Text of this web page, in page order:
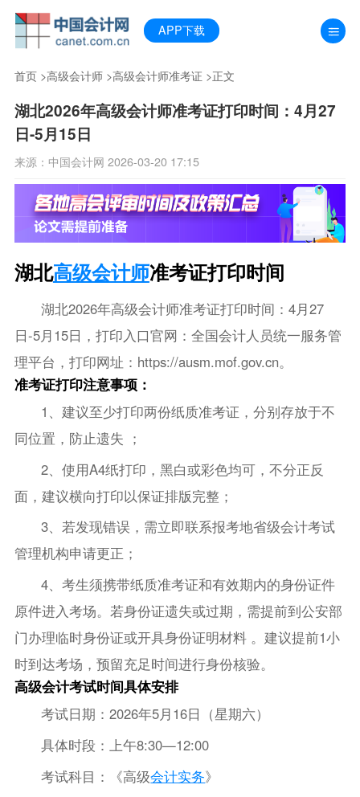
APP下载
首页>高级会计师>高级会计师准考证 >正文
湖北2026年高级会计师准考证打印时间：4月27
日-5月15日
来源：中国会计网 2026-03-20 17:15
湖北高级会计师准考证打印时间
湖北2026年高级会计师准考证打印时间：4月27
日-5月15日，打印入口官网：全国会计人员统一服务管
理平台，打印网址：https://ausm.mof.gov.cn。
准考证打印注意事项：
1、建议至少打印两份纸质准考证，分别存放于不
同位置，防止遗失 ；
2、使用A4纸打印，黑白或彩色均可，不分正反
面，建议横向打印以保证排版完整；
3、若发现错误，需立即联系报考地省级会计考试
管理机构申请更正；
4、考生须携带纸质准考证和有效期内的身份证件
原件进入考场。若身份证遗失或过期，需提前到公安部
门办理临时身份证或开具身份证明材料 。建议提前1小
时到达考场，预留充足时间进行身份核验。
高级会计考试时间具体安排
考试日期：2026年5月16日（星期六）
具体时段：上午8:30—12:00
考试科目：《高级会计实务》